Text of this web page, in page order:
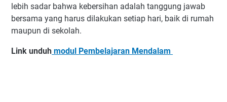
lebih sadar bahwa kebersihan adalah tanggung jawab
bersama yang harus dilakukan setiap hari, baik di rumah
maupun di sekolah.
Link unduh modul Pembelajaran Mendalam